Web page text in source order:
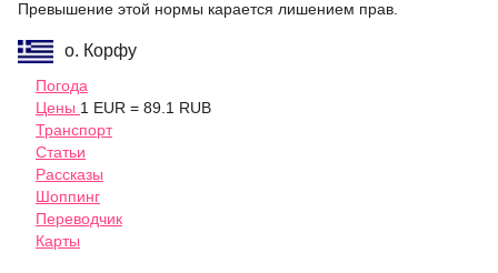
Превышение этой нормы карается лишением прав.
о. Корфу
Погода
Цены 1 EUR = 89.1 RUB
Транспорт
Статьи
Рассказы
Шоппинг
Переводчик
Карты